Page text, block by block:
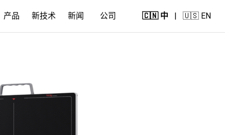
产品 新技术 新闻 公司 🇨🇳 中 | 🇺🇸 EN